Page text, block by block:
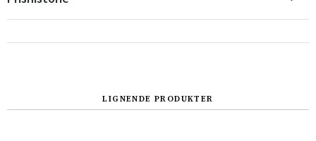
LIGNENDE PRODUKTER